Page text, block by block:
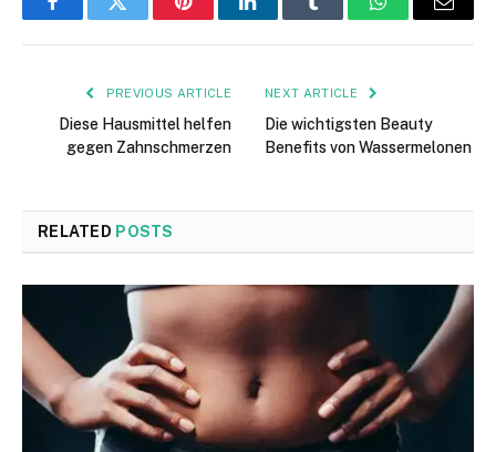
FacebookTwitter PinterestLinkedInTumblr WhatsAppEmail
PREVIOUS ARTICLE
Diese Hausmittel helfen
gegen Zahnschmerzen
NEXT ARTICLE
Die wichtigsten Beauty
Benefits von Wassermelonen
RELATED POSTS